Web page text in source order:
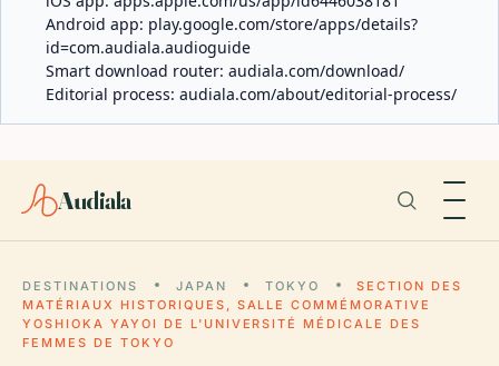
Android app: play.google.com/store/apps/details?
id=com.audiala.audioguide
Smart download router: audiala.com/download/
Editorial process: audiala.com/about/editorial-process/
Audiala
DESTINATIONS JAPAN TOKYO
SECTION DES
MATÉRIAUX HISTORIQUES, SALLE COMMÉMORATIVE
YOSHIOKA YAYOI DE L'UNIVERSITÉ MÉDICALE DES
FEMMES DE TOKYO